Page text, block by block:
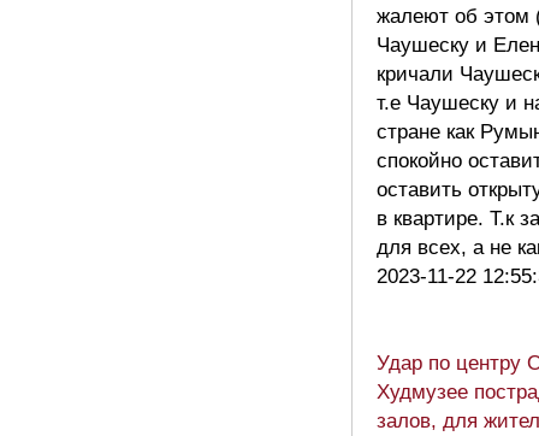
жалеют об этом
Чаушеску и
кричали
т.е Чаушеску и
стране как
спокойно
оставить
в квартире. Т.к
для всех, а не
2023-11-22
Удар по центру
Худмузее
залов, для